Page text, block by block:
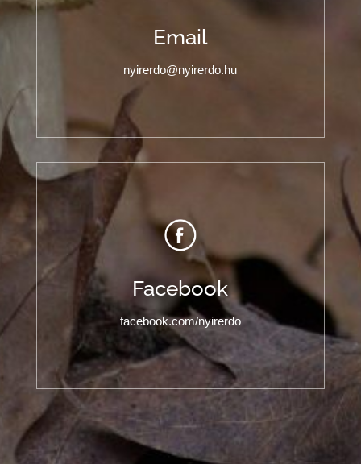
Email
nyirerdo@nyirerdo.hu
Facebook
facebook.com/nyirerdo